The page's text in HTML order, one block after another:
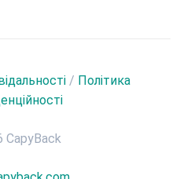
/ Політика
CapyBack